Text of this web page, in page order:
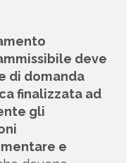
deve
di domanda
finalizzata ad
gli
e